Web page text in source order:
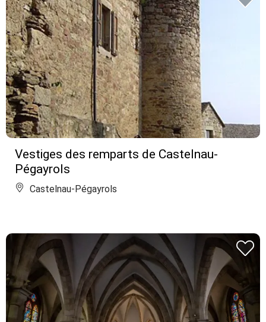
Vestiges des remparts de Castelnau-
Pégayrols
Castelnau-Pégayrols